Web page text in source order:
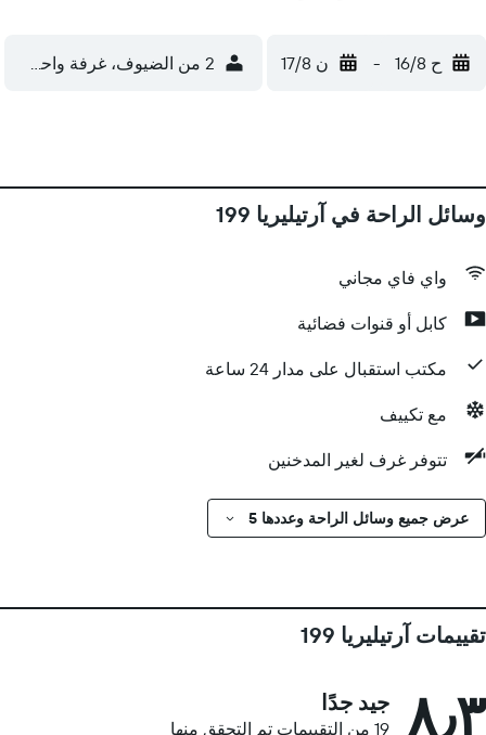
ح 16/8 - ن 17/8 2 من الضيوف، غرفة واحدة
وسائل الراحة في آرتيليريا 199
واي فاي مجاني
كابل أو قنوات فضائية
مكتب استقبال على مدار 24 ساعة
مع تكييف
تتوفر غرف لغير المدخنين
عرض جميع وسائل الراحة وعددها 5
تقييمات آرتيليريا 199
٨٫٣ جيد جدًا
19 من التقييمات تم التحقق منها